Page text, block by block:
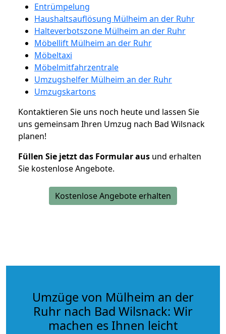
Entrümpelung
Haushaltsauflösung Mülheim an der Ruhr
Halteverbotszone Mülheim an der Ruhr
Möbellift Mülheim an der Ruhr
Möbeltaxi
Möbelmitfahrzentrale
Umzugshelfer Mülheim an der Ruhr
Umzugskartons
Kontaktieren Sie uns noch heute und lassen Sie
uns gemeinsam Ihren Umzug nach Bad Wilsnack
planen!
Füllen Sie jetzt das Formular aus und erhalten
Sie kostenlose Angebote.
Kostenlose Angebote erhalten
Umzüge von Mülheim an der
Ruhr nach Bad Wilsnack: Wir
machen es Ihnen leicht